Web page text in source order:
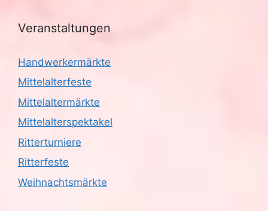
Veranstaltungen
Handwerkermärkte
Mittelalterfeste
Mittelaltermärkte
Mittelalterspektakel
Ritterturniere
Ritterfeste
Weihnachtsmärkte